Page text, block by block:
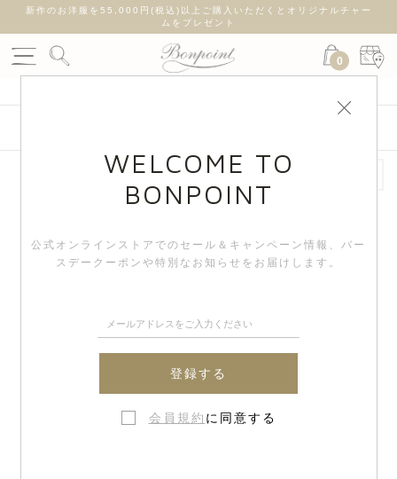
新作のお洋服を55,000円(税込)以上ご購入いただくとオリジナルチャー
ムをプレゼント
0
Bonpoint × Stokke(R)YOYO(R) フッ
Bonpoint × Stokke(R) YOYO(R)パラ
WELCOME TO
BONPOINT
公式オンラインストアでのセール＆キャンペーン情報、 バー
スデークーポンや特別なお知らせをお届けします。
登録する
会員規約 に同意する